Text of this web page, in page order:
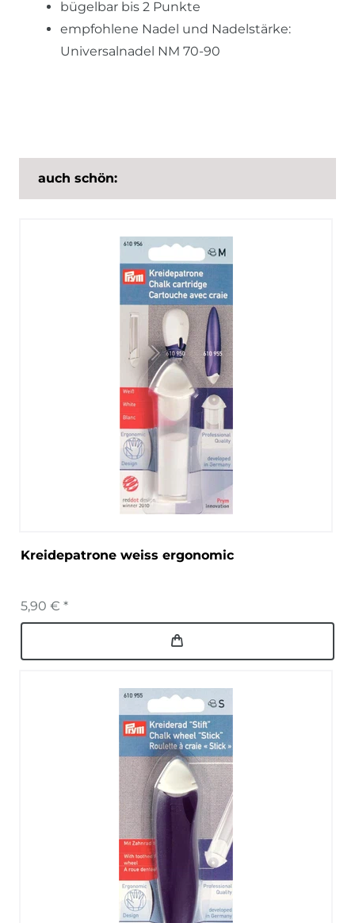
bügelbar bis 2 Punkte
empfohlene Nadel und Nadelstärke:
Universalnadel NM 70-90
auch schön:
Kreidepatrone weiss ergonomic
5,90 € *